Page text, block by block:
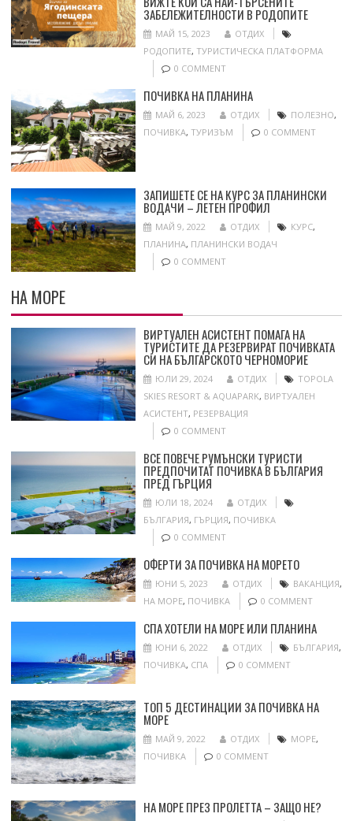
ЗАБЕЛЕЖИТЕЛНОСТИ В РОДОПИТЕ
МАЙ 15, 2023
ОТДИХ
РОДОПИТЕ, ТУРИСТИЧЕСКА ПЛАТФОРМА
0 COMMENT
ПОЧИВКА НА ПЛАНИНА
МАЙ 6, 2023 ОТДИХ ПОЛЕЗНО,
ПОЧИВКА, ТУРИЗЪМ 0 COMMENT
ЗАПИШЕТЕ СЕ НА КУРС ЗА ПЛАНИНСКИ
ВОДАЧИ – ЛЕТЕН ПРОФИЛ
МАЙ 9, 2022 ОТДИХ КУРС,
ПЛАНИНА, ПЛАНИНСКИ ВОДАЧ
0 COMMENT
НА МОРЕ
ВИРТУАЛЕН АСИСТЕНТ ПОМАГА НА
ТУРИСТИТЕ ДА РЕЗЕРВИРАТ ПОЧИВКАТА
СИ НА БЪЛГАРСКОТО ЧЕРНОМОРИЕ
ЮЛИ 29, 2024 ОТДИХ
TOPOLA
SKIES RESORT & AQUAPARK, ВИРТУАЛЕН
АСИСТЕНТ, РЕЗЕРВАЦИЯ
0 COMMENT
ВСЕ ПОВЕЧЕ РУМЪНСКИ ТУРИСТИ
ПРЕДПОЧИТАТ ПОЧИВКА В БЪЛГАРИЯ
ПРЕД ГЪРЦИЯ
ЮЛИ 18, 2024
ОТДИХ
БЪЛГАРИЯ, ГЪРЦИЯ, ПОЧИВКА
0 COMMENT
ОФЕРТИ ЗА ПОЧИВКА НА МОРЕТО
ЮНИ 5, 2023 ОТДИХ ВАКАНЦИЯ,
НА МОРЕ, ПОЧИВКА 0 COMMENT
СПА ХОТЕЛИ НА МОРЕ ИЛИ ПЛАНИНА
ЮНИ 6, 2022 ОТДИХ БЪЛГАРИЯ,
ПОЧИВКА, СПА 0 COMMENT
ТОП 5 ДЕСТИНАЦИИ ЗА ПОЧИВКА НА
МОРЕ
МАЙ 9, 2022 ОТДИХ МОРЕ,
ПОЧИВКА
0 COMMENT
НА МОРЕ ПРЕЗ ПРОЛЕТТА – ЗАЩО НЕ?